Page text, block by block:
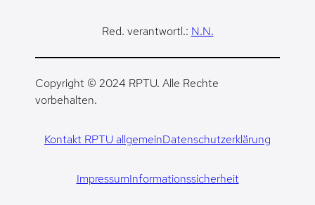
Red. verantwortl.: N.N.
Copyright © 2024 RPTU. Alle Rechte
vorbehalten.
Kontakt RPTU allgemeinDatenschutzerklärung
ImpressumInformationssicherheit